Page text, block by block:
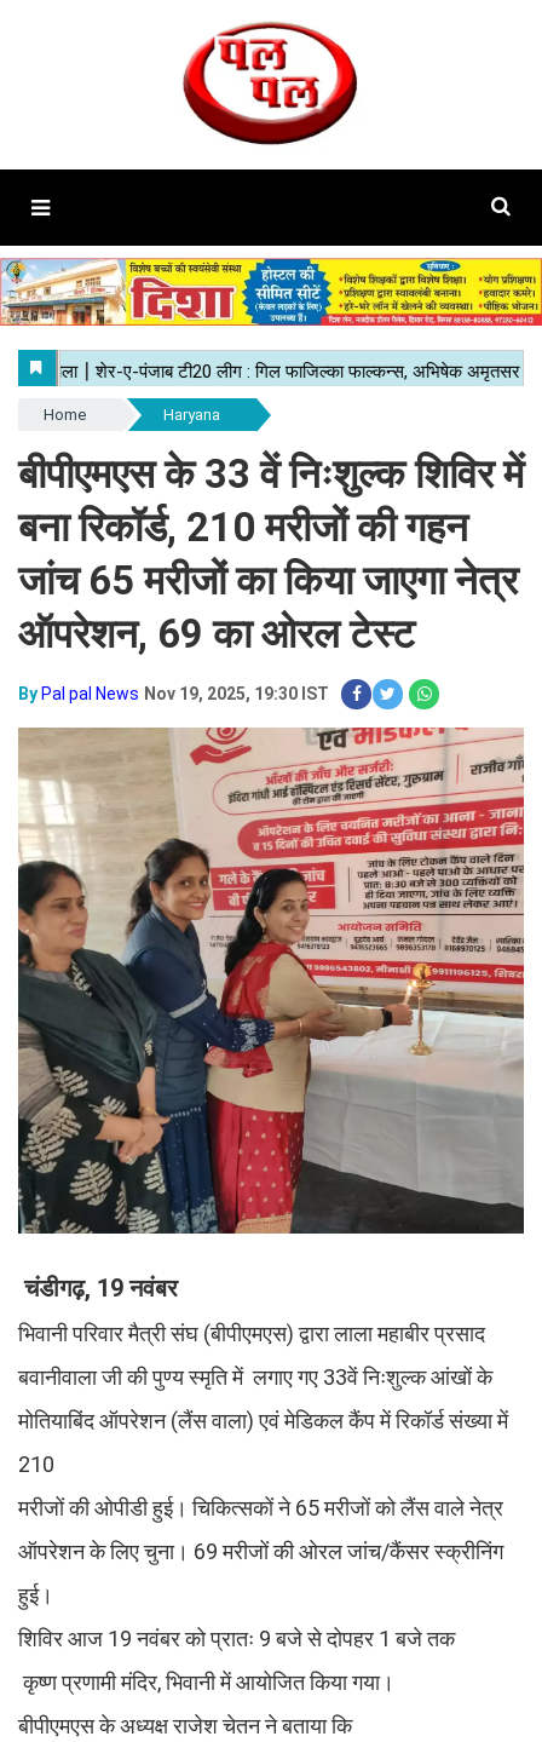
Home Haryana
बीपीएमएस के 33 वें निःशुल्क शिविर में
बना रिकॉर्ड, 210 मरीजों की गहन
जांच 65 मरीजों का किया जाएगा नेत्र
ऑपरेशन, 69 का ओरल टेस्ट
By Pal pal News Nov 19, 2025, 19:30 IST
चंडीगढ़, 19 नवंबर
भिवानी परिवार मैत्री संघ (बीपीएमएस) द्वारा लाला महाबीर प्रसाद
बवानीवाला जी की पुण्य स्मृति में लगाए गए 33वें निःशुल्क आंखों के
मोतियाबिंद ऑपरेशन (लैंस वाला) एवं मेडिकल कैंप में रिकॉर्ड संख्या में
210
मरीजों की ओपीडी हुई। चिकित्सकों ने 65 मरीजों को लैंस वाले नेत्र
ऑपरेशन के लिए चुना। 69 मरीजों की ओरल जांच/कैंसर स्क्रीनिंग
हुई।
शिविर आज 19 नवंबर को प्रातः 9 बजे से दोपहर 1 बजे तक
कृष्ण प्रणामी मंदिर, भिवानी में आयोजित किया गया।
बीपीएमएस के अध्यक्ष राजेश चेतन ने बताया कि